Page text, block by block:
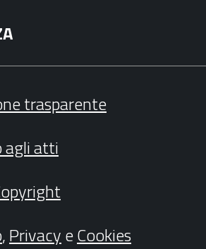
trasparente
agli atti
,PrivacyeCookies